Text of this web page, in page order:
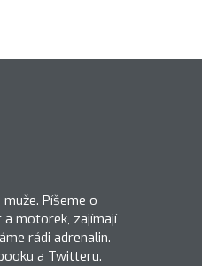
Píšeme o
a motorek, zajímají
rádi adrenalin.
a Twitteru.